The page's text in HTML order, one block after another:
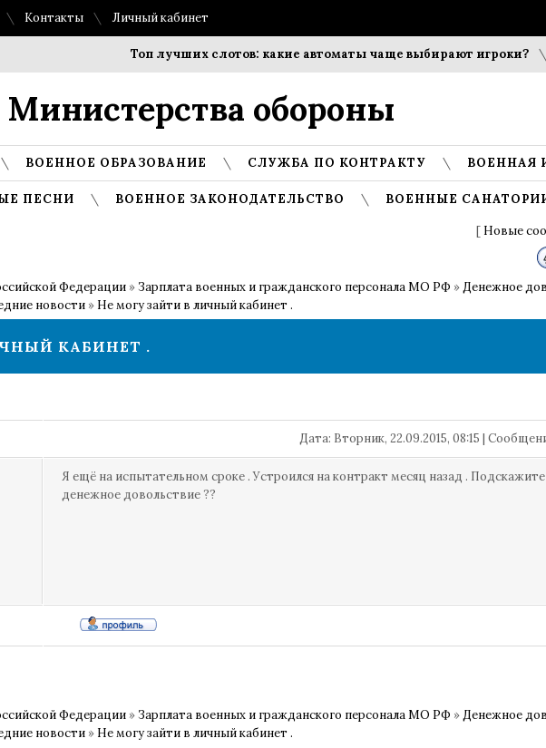
Контакты Личный кабинет
Топ лучших слотов: какие автоматы чаще выбирают игроки?
Министерства обороны
ВОЕННОЕ ОБРАЗОВАНИЕ СЛУЖБА ПО КОНТРАКТУ ВОЕННАЯ
ПЕСНИ ВОЕННОЕ ЗАКОНОДАТЕЛЬСТВО ВОЕННЫЕ
[ Новые
Федерации » Зарплата военных и гражданского персонала МО РФ »Денежное
новости » Не могу зайти в личный кабинет .
КАБИНЕТ .
Дата: Вторник, 22.09.2015, 08:15 |
Я ещё на испытательном сроке . Устроился на контракт месяц назад .
денежное довольствие ??
Федерации » Зарплата военных и гражданского персонала МО РФ »Денежное
новости » Не могу зайти в личный кабинет .